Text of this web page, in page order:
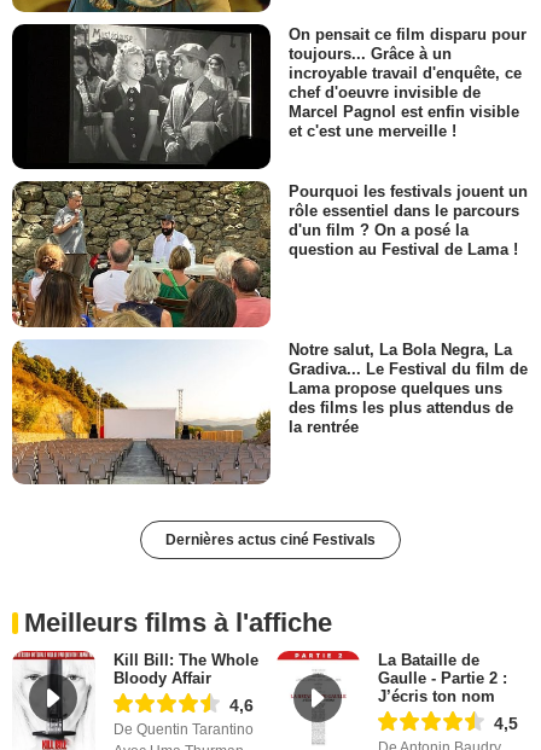
On pensait ce film disparu pour
toujours... Grâce à un
incroyable travail d'enquête, ce
chef d'oeuvre invisible de
Marcel Pagnol est enfin visible
et c'est une merveille !
Pourquoi les festivals jouent un
rôle essentiel dans le parcours
d'un film ? On a posé la
question au Festival de Lama !
Notre salut, La Bola Negra, La
Gradiva... Le Festival du film de
Lama propose quelques uns
des films les plus attendus de
la rentrée
Dernières actus ciné Festivals
Meilleurs films à l'affiche
Kill Bill: The Whole
Bloody Affair
4,6
De Quentin Tarantino
La Bataille de
Gaulle - Partie 2 :
J’écris ton nom
4,5